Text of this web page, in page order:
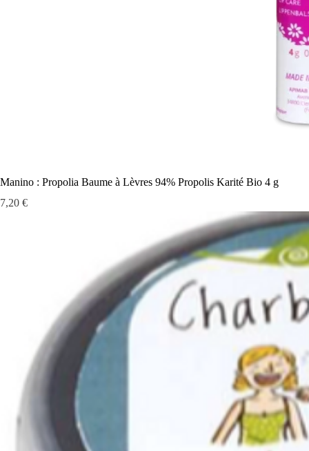
Manino : Propolia Baume à Lèvres 94% Propolis Karité Bio 4 g
Prix
7,20 €